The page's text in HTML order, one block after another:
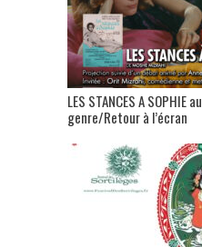
LES STANCES A SOPHIE
genre/Retour à l’écran